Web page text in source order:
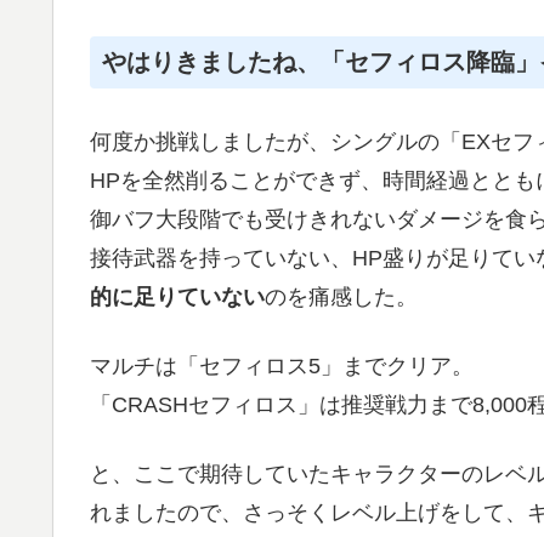
やはりきましたね、「セフィロス降臨
何度か挑戦しましたが、シングルの「EXセ
HPを全然削ることができず、時間経過とと
御バフ大段階でも受けきれないダメージを食
接待武器を持っていない、HP盛りが足りて
的に足りていないのを痛感した。
マルチは「セフィロス5」までクリア。
「CRASHセフィロス」は推奨戦力まで8,000
と、ここで期待していたキャラクターのレベ
れましたので、さっそくレベル上げをして、